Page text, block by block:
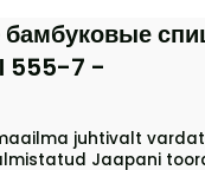
бамбуковые
555-7 -
juhtivalt
Jaapani